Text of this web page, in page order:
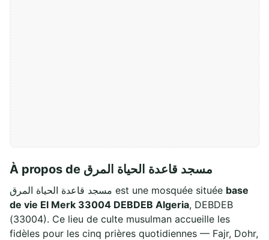
À propos de مسجد قاعدة الحياة المرق
مسجد قاعدة الحياة المرق est une mosquée située base
de vie El Merk 33004 DEBDEB Algeria, DEBDEB
(33004). Ce lieu de culte musulman accueille les
fidèles pour les cinq prières quotidiennes — Fajr, Dohr,